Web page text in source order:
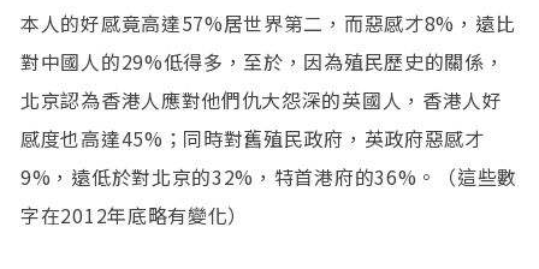
本人的好感竟高達57%居世界第二，而惡感才8%，遠比
對中國人的29%低得多，至於，因為殖民歷史的關係，
北京認為香港人應對他們仇大怨深的英國人，香港人好
感度也高達45%；同時對舊殖民政府，英政府惡感才
9%，遠低於對北京的32%，特首港府的36%。（這些數
字在2012年底略有變化）